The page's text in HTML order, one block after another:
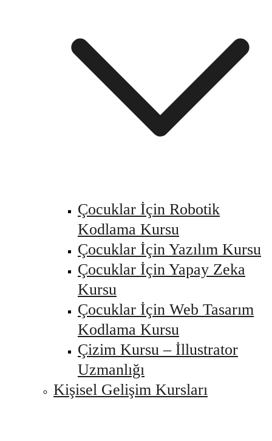
Çocuklar İçin Robotik
Kodlama Kursu
Çocuklar İçin Yazılım Kursu
Çocuklar İçin Yapay Zeka
Kursu
Çocuklar İçin Web Tasarım
Kodlama Kursu
Çizim Kursu – İllustrator
Uzmanlığı
Kişisel Gelişim Kursları